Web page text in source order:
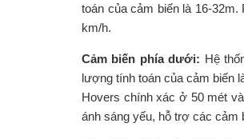
toán của cảm biến là 16-
km/h.
Cảm biến phía dưới: Hệ
lượng tính toán của cảm biến
Hovers chính xác ở 50 mét
ánh sáng yếu, hỗ trợ các cảm